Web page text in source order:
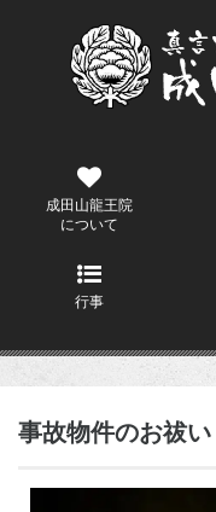
成田山龍王院
について
行事
事故物件のお祓い